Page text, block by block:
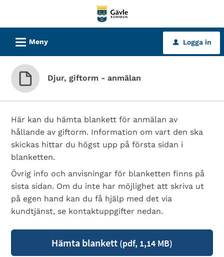
tjänster
Gävle
kommun
L Meny u Logga in
Djur, giftorm - anmälan
Här kan du hämta blankett för anmälan av
hållande av giftorm. Information om vart den ska
skickas hittar du högst upp på första sidan i
blanketten.
Övrig info och anvisningar för blanketten finns på
sista sidan. Om du inte har möjlighet att skriva ut
på egen hand kan du få hjälp med det via
kundtjänst, se kontaktuppgifter nedan.
Hämta blankett (pdf, 1,14 MB)